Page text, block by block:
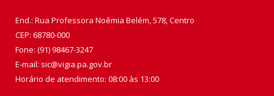
End.: Rua Professora Noêmia Belém, 578, Centro
CEP: 68780-000
Fone: (91) 98467-3247
E-mail: sic@vigia.pa.gov.br
Horário de atendimento: 08:00 às 13:00